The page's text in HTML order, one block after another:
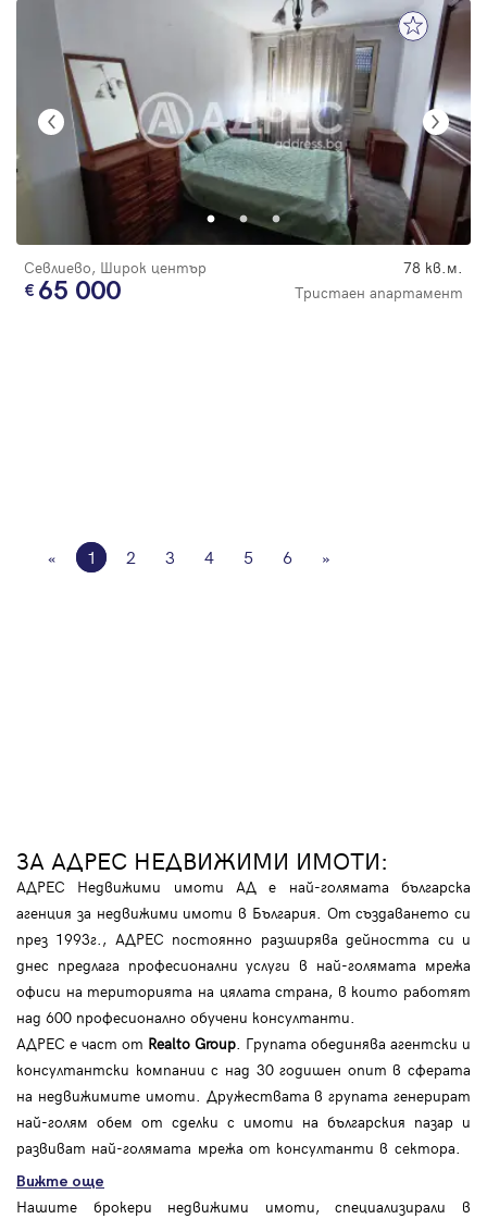
Севлиево, Широк център 78 кв.м.
65 000 Тристаен апартамент
« 1 2 3 4 5 6 »
ЗА АДРЕС НЕДВИЖИМИ ИМОТИ:
АДРЕС Недвижими имоти АД е най-голямата българска
агенция за недвижими имоти в България. От създаването си
през 1993г., АДРЕС постоянно разширява дейността си и
днес предлага професионални услуги в най-голямата мрежа
офиси на територията на цялата страна, в които работят
над 600 професионално обучени консултанти.
АДРЕС е част от Realto Group. Групата обединява агентски и
консултантски компании с над 30 годишен опит в сферата
на недвижимите имоти. Дружествата в групата генерират
най-голям обем от сделки с имоти на българския пазар и
развиват най-голямата мрежа от консултанти в сектора.
Вижте още
Нашите брокери недвижими имоти, специализирали в